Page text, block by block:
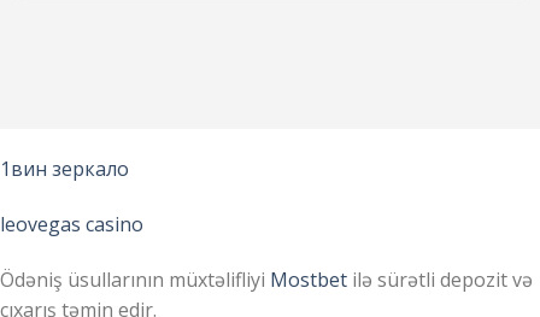
1вин зеркало
leovegas casino
Ödəniş üsullarının müxtəlifliyi Mostbet ilə sürətli depozit və
çıxarış təmin edir.